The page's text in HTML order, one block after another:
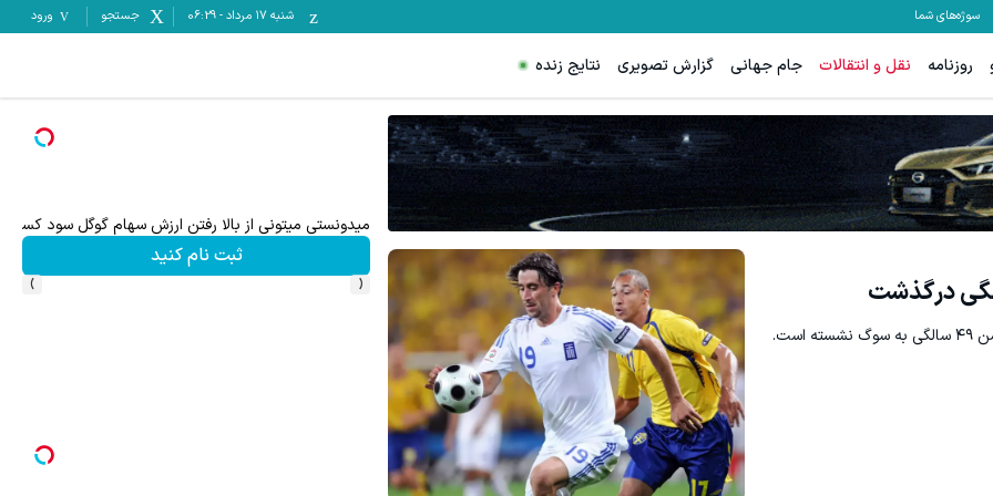
سوژه‌های شما شنبه ۱۷ مرداد -
06:29 جستجو ورود
روزنامه نقل و انتقالات جام جهانی گزارش تصویری نتایج زنده
اسپرد از صفر و تا ۵۰۰ دلار بونوس ترید XAUUSD با اسپرد از صفر پیپ
ثبت نام کنید
ترید EURUSD با اسپرد از صفر پیپ
ثبت نام کنید
‹
›